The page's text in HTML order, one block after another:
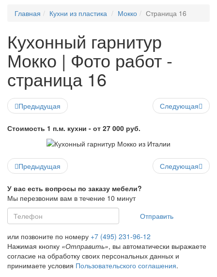
Главная
Кухни из пластика Мокко Страница 16
Кухонный гарнитур
Мокко | Фото работ -
страница 16
Предыдущая Следующая
Стоимость 1 п.м. кухни - от 27 000 руб.
Предыдущая Следующая
У вас есть вопросы по заказу мебели?
Мы перезвоним вам в течение 10 минут
Отправить
или позвоните по номеру +7 (495) 231-96-12
Нажимая кнопку «Отправить», вы автоматически выражаете
согласие на обработку своих персональных данных и
принимаете условия Пользовательского соглашения.